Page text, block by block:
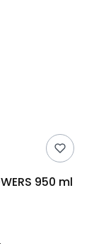
950 ml